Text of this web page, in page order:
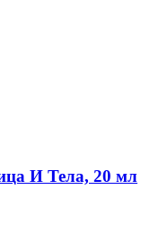
И Тела, 20 мл